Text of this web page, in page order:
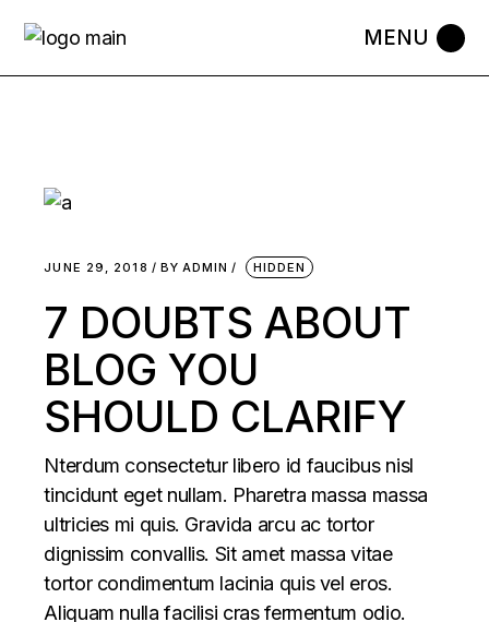
the
JUNE 29, 2018 BY ADMIN HIDDEN
7 DOUBTS ABOUT
BLOG YOU
SHOULD CLARIFY
Nterdum consectetur libero id faucibus nisl
tincidunt eget nullam. Pharetra massa massa
ultricies mi quis. Gravida arcu ac tortor
dignissim convallis. Sit amet massa vitae
tortor condimentum lacinia quis vel eros.
Aliquam nulla facilisi cras fermentum odio.